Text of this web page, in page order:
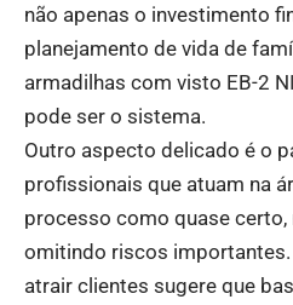
não apenas o investimento
planejamento de vida de
armadilhas com visto EB-2
pode ser o sistema.
Outro aspecto delicado é o
profissionais que atuam na
processo como quase
omitindo riscos importantes.
atrair clientes sugere que